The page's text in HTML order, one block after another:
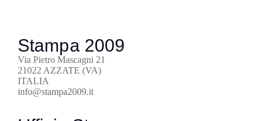
Stampa 2009
Via Pietro Mascagni 21
21022 AZZATE (VA)
ITALIA
info@stampa2009.it